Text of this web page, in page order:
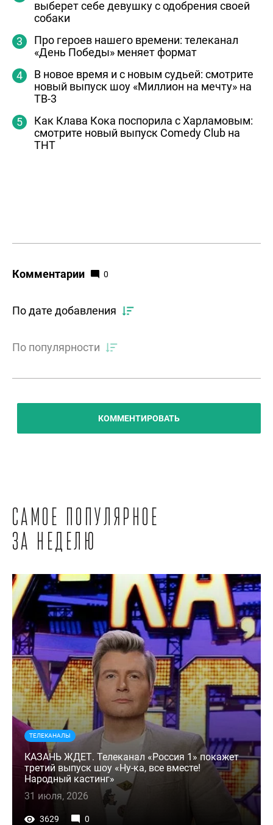
выберет себе девушку с одобрения своей
собаки
Про героев нашего времени: телеканал
«День Победы» меняет формат
В новое время и с новым судьей: смотрите
новый выпуск шоу «Миллион на мечту» на
ТВ-3
Как Клава Кока поспорила с Харламовым:
смотрите новый выпуск Comedy Club на
ТНТ
Комментарии 0
По дате добавления
По популярности
КОММЕНТИРОВАТЬ
Самое популярное
за неделю
ТЕЛЕКАНАЛЫ
КАЗАНЬ ЖДЕТ. Телеканал «Россия 1» покажет
третий выпуск шоу «Ну-ка, все вместе!
Народный кастинг»
31 июля, 2026
3629 0